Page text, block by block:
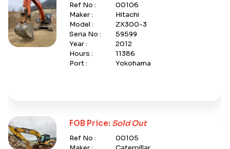
Ref No :
00106
Maker :
Hitachi
Model :
ZX300-3
Seria No :
59599
Year :
2012
Hours :
11386
Port :
Yokohama
FOB Price: Sold Out
Ref No :
00105